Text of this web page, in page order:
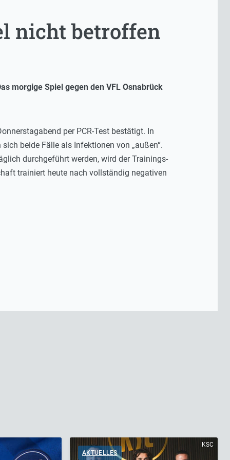
nicht betroffen
morgige Spiel gegen den VFL Osnabrück
per PCR-Test bestätigt. In
beide Fälle als Infektionen von „außen“.
durchgeführt werden, wird der Trainings-
trainiert heute nach vollständig negativen
KSC
AKTUELLES